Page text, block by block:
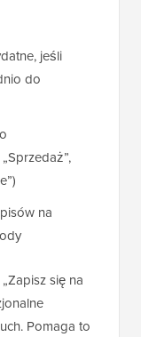
jeśli
do
na
się na
Pomaga to